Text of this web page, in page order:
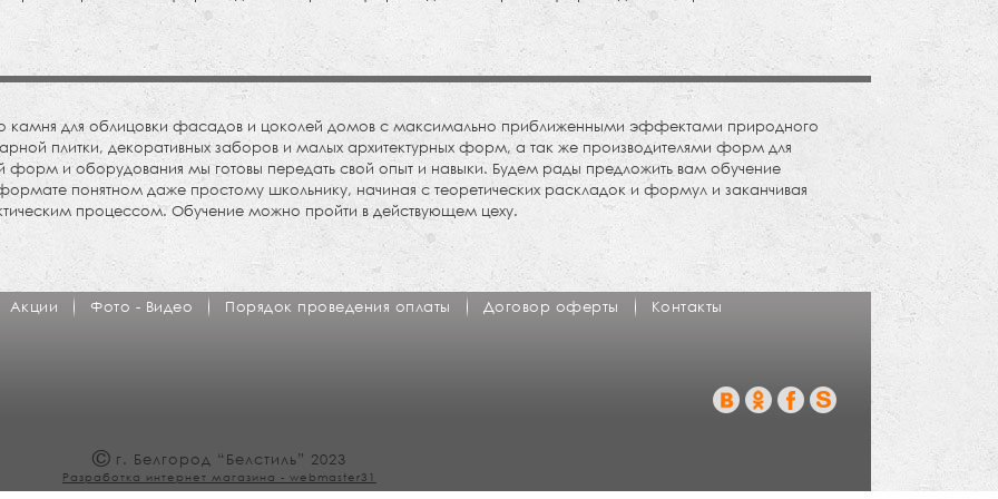
камня для облицовки фасадов и цоколей домов с максимально приближенными эффектами природного
плитки, декоративных заборов и малых архитектурных форм, а так же производителями форм для
форм и оборудования мы готовы передать свой опыт и навыки. Будем рады предложить вам обучение
понятном даже простому школьнику, начиная с теоретических раскладок и формул и заканчивая
процессом. Обучение можно пройти в действующем цеху.
Акции Фото - Видео Порядок проведения оплаты Договор оферты Контакты
© г. Белгород “Белстиль” 2023
Разработка интернет магазина - webmaster31